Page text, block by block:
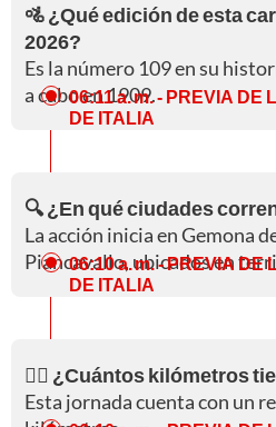
🚵 ¿Qué edición de esta
2026?
Es la número 109 en su
a cabo en 1909.
06:11 a. m.- PREVIA DE
DE ITALIA
🔍 ¿En qué ciudades
La acción inicia en Gemona
Piancavallo, ubicados en
06:10 a. m.- PREVIA DE
DE ITALIA
🚵‍♀️ ¿Cuántos kilómetros
Esta jornada cuenta con un